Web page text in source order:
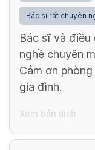
Bác sĩ rất chuyên
Bác sĩ và
nghề chuyên
Cảm ơn
gia đình.
Xem bản dịch